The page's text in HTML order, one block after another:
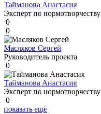
Тайманова Анастасия
Эксперт по нормотворчеству
0
0
Масляков Сергей
Руководитель проекта
0
Тайманова Анастасия
Эксперт по нормотворчеству
0
показать ещё